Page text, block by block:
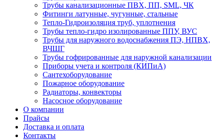
Трубы канализационные ПВХ, ПП, SML, ЧК
Фитинги латунные, чугунные, стальные
Тепло-Гидроизоляция труб, уплотнения
Трубы тепло-гидро изолированные ППУ, ВУС
Трубы для наружного водоснабжения ПЭ, НПВХ,
ВЧШГ
Трубы гофрированные для наружной канализации
Приборы учета и контроля (КИПиА)
Сантехоборудование
Пожарное оборудование
Радиаторы, конвекторы
Насосное оборудование
О компании
Прайсы
Доставка и оплата
Контакты